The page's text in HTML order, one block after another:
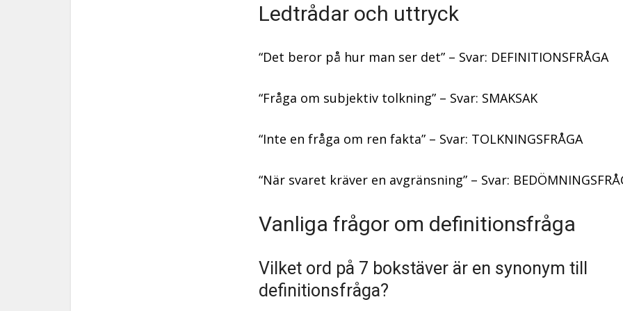
Ledtrådar och uttryck
“Det beror på hur man ser det” – Svar: DEFINITIONSFRÅGA
“Fråga om subjektiv tolkning” – Svar: SMAKSAK
“Inte en fråga om ren fakta” – Svar: TOLKNINGSFRÅGA
“När svaret kräver en avgränsning” – Svar:
Vanliga frågor om definitionsfråga
Vilket ord på 7 bokstäver är en synonym till
definitionsfråga?